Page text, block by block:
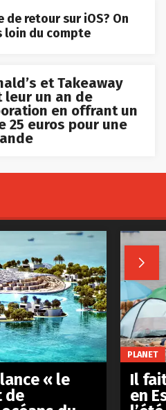
de retour sur iOS? On
loin du compte
et Takeaway
un an de
en offrant un
25 euros pour une

« le
de
PLANET
Il
en